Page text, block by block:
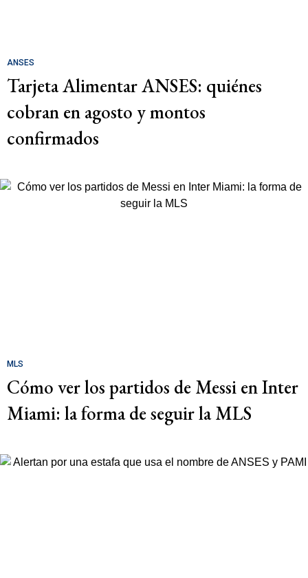
ANSES
Tarjeta Alimentar ANSES: quiénes
cobran en agosto y montos
confirmados
MLS
Cómo ver los partidos de Messi en Inter
Miami: la forma de seguir la MLS